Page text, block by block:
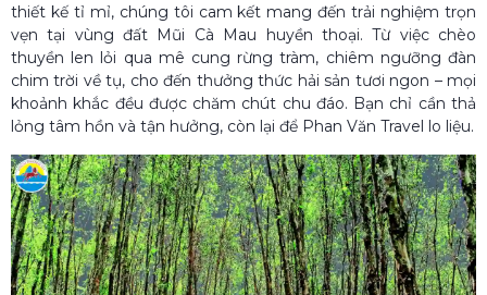
thiết kế tỉ mỉ, chúng tôi cam kết mang đến trải nghiệm trọn
vẹn tại vùng đất Mũi Cà Mau huyền thoại. Từ việc chèo
thuyền len lỏi qua mê cung rừng tràm, chiêm ngưỡng đàn
chim trời về tụ, cho đến thưởng thức hải sản tươi ngon – mọi
khoảnh khắc đều được chăm chút chu đáo. Bạn chỉ cần thả
lỏng tâm hồn và tận hưởng, còn lại để Phan Văn Travel lo liệu.